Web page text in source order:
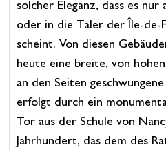
solcher Eleganz, dass es
oder in die Täler der Île-de-
scheint. Von diesen
heute eine breite, von
an den Seiten
erfolgt durch ein
Tor aus der Schule von
Jahrhundert, das dem des